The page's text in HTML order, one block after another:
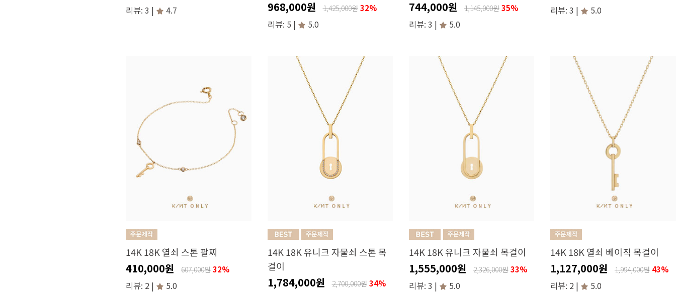
리뷰: 3 | 4.7 968,000원 1,425,000원 32%
리뷰: 5 | 5.0
744,000원 1,145,000원 35%
리뷰: 3 | 5.0
리뷰: 3 | 5.0
14K 18K 열쇠 스톤 팔찌
410,000원 607,000원 32%
리뷰: 2 | 5.0
14K 18K 유니크 자물쇠 스톤 목
걸이
1,784,000원 2,700,000원 34%
14K 18K 유니크 자물쇠 목걸이
1,555,000원 2,326,000원 33%
리뷰: 3 | 5.0
14K 18K 열쇠 베이직 목걸이
1,127,000원 1,994,000원 43%
리뷰: 2 | 5.0